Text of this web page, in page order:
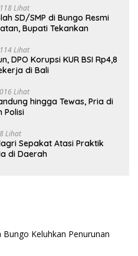
Lihat
SD/SMP di Bungo Resmi
Bupati Tekankan
Lihat
DPO Korupsi KUR BSI Rp4,8
di Bali
Lihat
hingga Tewas, Pria di
Polisi
Lihat
Sepakat Atasi Praktik
di Daerah